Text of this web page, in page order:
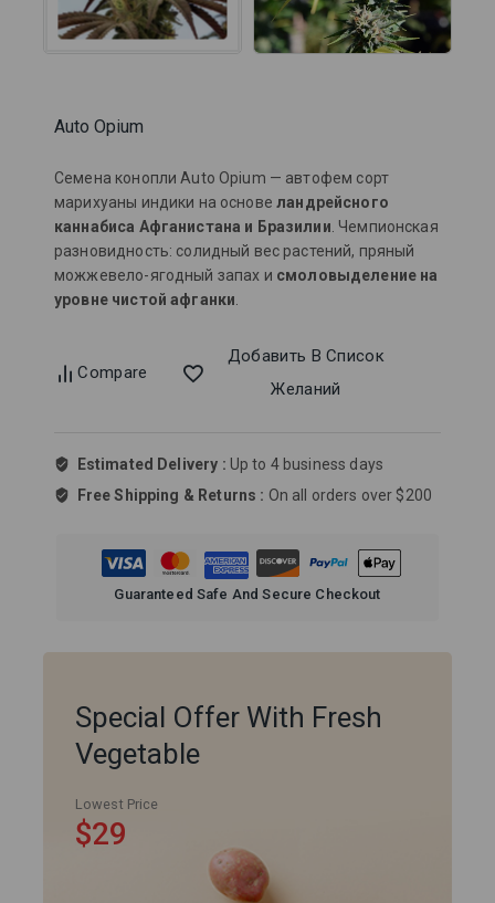
Special Offer With Fresh
Vegetable
Lowest Price
$29
Auto Opium
Семена конопли Auto Opium — автофем сорт
марихуаны индики на основеландрейсного
каннабиса Афганистана и Бразилии . Чемпионская
разновидность: солидный вес растений, пряный
можжевело-ягодный запах и смоловыделение на
уровне чистой афганки
Compare
Добавить В Список
Желаний
Estimated Delivery : Up to 4 business days
Free Shipping & Returns : On all orders over $200
Guaranteed Safe And Secure Checkout